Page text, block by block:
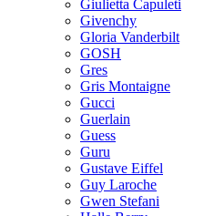
Giulietta Capuleti
Givenchy
Gloria Vanderbilt
GOSH
Gres
Gris Montaigne
Gucci
Guerlain
Guess
Guru
Gustave Eiffel
Guy Laroche
Gwen Stefani